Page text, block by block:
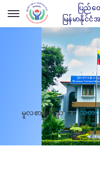
ပြည်ထ
မြန်မာနိုင်
မူလစာမျက်နှာ သတင်း